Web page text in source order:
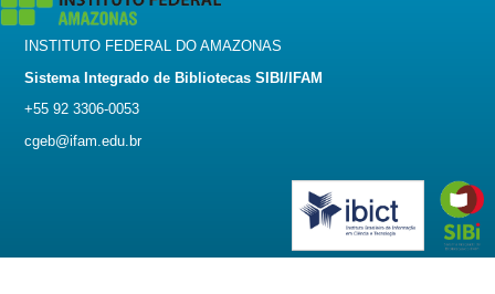
INSTITUTO FEDERAL DO AMAZONAS
Sistema Integrado de Bibliotecas SIBI/IFAM
+55 92 3306-0053
cgeb@ifam.edu.br